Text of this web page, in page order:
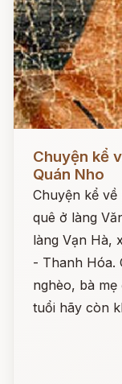
Chuyện kể
Quán Nho
Chuyện kể về
quê ở làng
làng Vạn Hà,
- Thanh Hóa.
nghèo, bà
tuổi hãy còn